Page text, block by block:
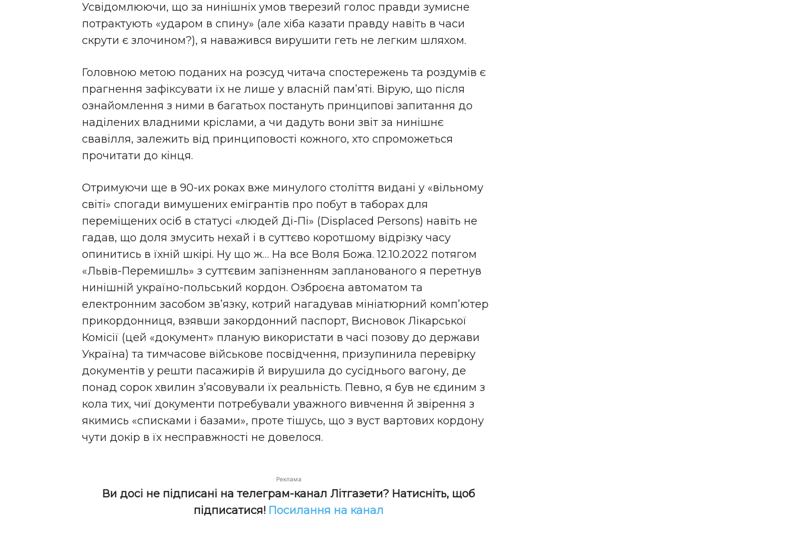
Усвідомлюючи, що за нинішніх умов тверезий голос правди зумисне
потрактують «ударом в спину» (але хіба казати правду навіть в часи
скрути є злочином?), я наважився вирушити геть не легким шляхом.
Головною метою поданих на розсуд читача спостережень та роздумів є
прагнення зафіксувати їх не лише у власній пам’яті. Вірую, що після
ознайомлення з ними в багатьох постануть принципові запитання до
наділених владними кріслами, а чи дадуть вони звіт за нинішнє
свавілля, залежить від принциповості кожного, хто спроможеться
прочитати до кінця.
Отримуючи ще в 90-их роках вже минулого століття видані у «вільному
світі» спогади вимушених емігрантів про побут в таборах для
переміщених осіб в статусі «людей Ді-Пі» (Displaced Persons) навіть не
гадав, що доля змусить нехай і в суттєво коротшому відрізку часу
опинитись в їхній шкірі. Ну що ж… На все Воля Божа. 12.10.2022 потягом
«Львів-Пе­ре­ми­шль» з суттєвим запізненням запланованого я перетнув
нинішній україно-польський кордон. Озброєна автоматом та
електронним засобом зв’язку, котрий нагадував мініатюрний комп’ютер
прикордонниця, взявши закордонний паспорт, Висновок Лікарської
Комісії (цей «документ» планую використати в часі позову до держави
Україна) та тимчасове військове посвідчення, призупинила перевірку
документів у решти пасажирів й вирушила до сусіднього вагону, де
понад сорок хвилин з’я­со­ву­ва­ли їх реальність. Певно, я був не єдиним з
кола тих, чиї документи потребували уважного вивчення й звірення з
якимись «списками і базами», проте тішусь, що з вуст вартових кордону
чути докір в їх несправжності не довелося.
Реклама
Ви досі не підписані на телеграм-канал Літгазети? Натисніть, щоб
підписатися! Посилання на канал